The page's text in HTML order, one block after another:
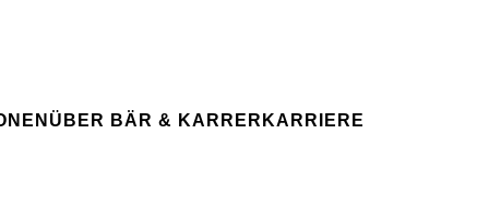
ÜBER BÄR & KARRER KARRIERE